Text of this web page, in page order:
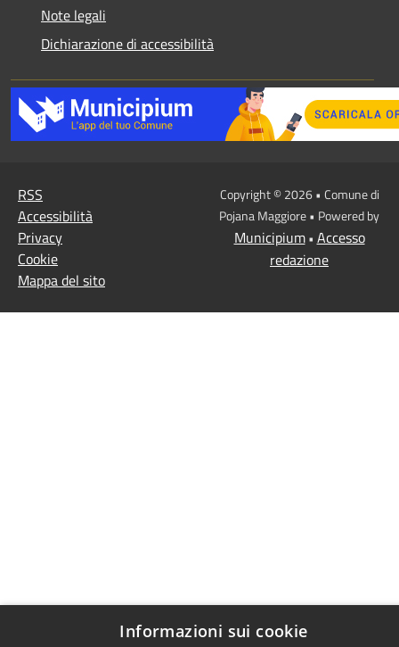
Note legali
Dichiarazione di accessibilità
RSS
Accessibilità
Privacy
Cookie
Mappa del sito
Copyright © 2026 • Comune di
Pojana Maggiore • Powered by
Municipium• Accesso
redazione
Informazioni sui cookie